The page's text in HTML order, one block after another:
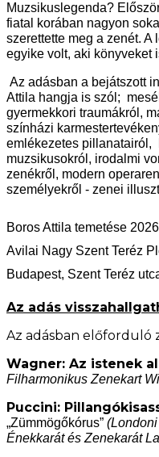
Muzsikuslegenda?
fiatal korában nagyon
szerettette meg a zenét.
egyike volt, aki könyveket
Az adásban a bejátszott
Attila hangja is szól;
gyermekkori traumákról,
színházi
emlékezetes pillanatairól,
muzsikusokról, irodalmi
zenékről, modern
személyekről - zenei
Boros Attila temetése
Avilai Nagy Szent Teréz
Budapest, Szent Teréz
Az adás
Az adásban előforduló
Wagner: Az istenek
Filharmonikus Zenekart
Puccini:
„Zümmögőkórus”
Énekkarát és Zenekarát